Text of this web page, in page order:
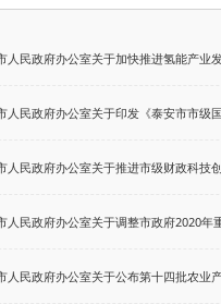
人民政府办公室关于加快推进氢能产业
人民政府办公室关于印发《泰安市市级
人民政府办公室关于推进市级财政科技
人民政府办公室关于调整市政府2020年
人民政府办公室关于公布第十四批农业